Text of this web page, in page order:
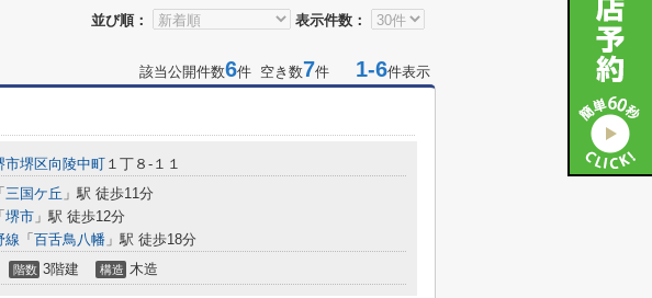
並び順： 表示件数：
該当公開件数6件 空き数7件 1-6件表示
市堺区向陵中町 １丁８-１１
「 三国ケ丘 」駅 徒歩11分
「 堺市 」駅 徒歩12分
線 「 百舌鳥八幡 」駅 徒歩18分
階数 3階建 構造 木造